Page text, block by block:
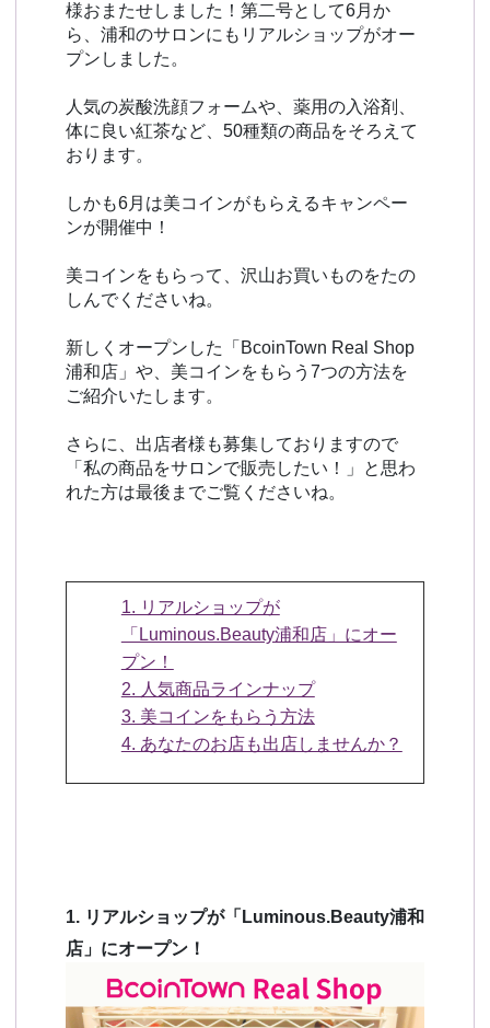
様おまたせしました！第二号として6月か
ら、浦和のサロンにもリアルショップがオー
プンしました。
人気の炭酸洗顔フォームや、薬用の入浴剤、
体に良い紅茶など、50種類の商品をそろえて
おります。
しかも6月は美コインがもらえるキャンペー
ンが開催中！
美コインをもらって、沢山お買いものをたの
しんでくださいね。
新しくオープンした「BcoinTown Real Shop
浦和店」や、美コインをもらう7つの方法を
ご紹介いたします。
さらに、出店者様も募集しておりますので
「私の商品をサロンで販売したい！」と思わ
れた方は最後までご覧くださいね。
1. リアルショップが
「Luminous.Beauty浦和店」にオー
プン！
2. 人気商品ラインナップ
3. 美コインをもらう方法
4. あなたのお店も出店しませんか？
1. リアルショップが「Luminous.Beauty浦和
店」にオープン！